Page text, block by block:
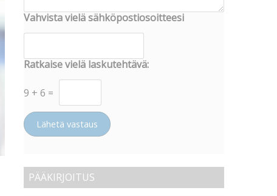
Vahvista vielä sähköpostiosoitteesi
Ratkaise vielä laskutehtävä:
9 + 6 =
Lähetä vastaus
PÄÄKIRJOITUS